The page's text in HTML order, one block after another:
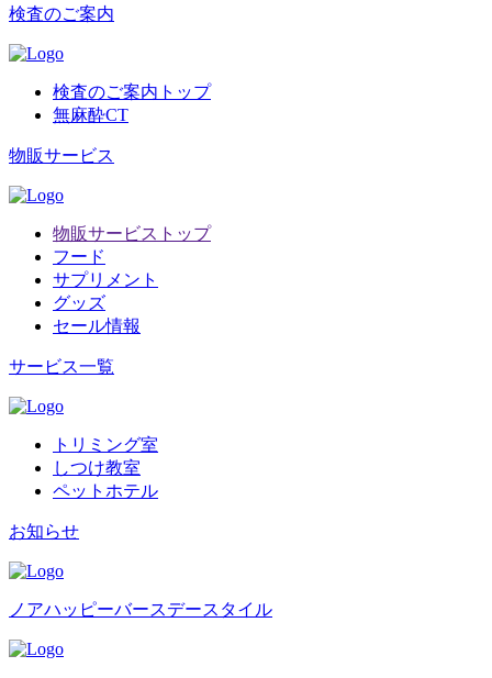
検査のご案内
検査のご案内トップ
無麻酔CT
物販サービス
物販サービストップ
フード
サプリメント
グッズ
セール情報
サービス一覧
トリミング室
しつけ教室
ペットホテル
お知らせ
ノアハッピーバースデースタイル